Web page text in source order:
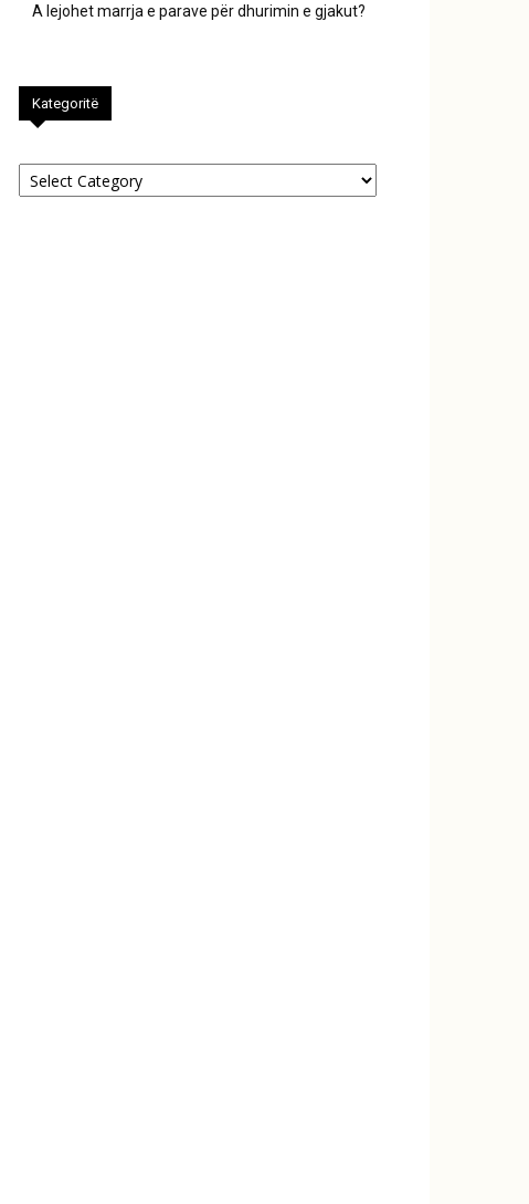
A lejohet marrja e parave për dhurimin e gjakut?
Kategoritë
Kategoritë